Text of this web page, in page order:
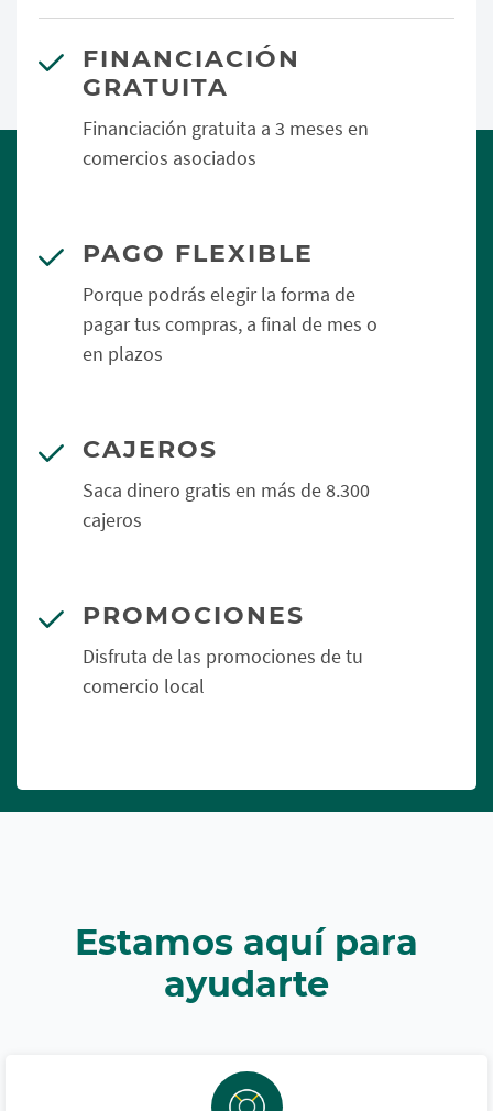
FINANCIACIÓN
GRATUITA
Financiación gratuita a 3 meses en
comercios asociados
PAGO FLEXIBLE
Porque podrás elegir la forma de
pagar tus compras, a final de mes o
en plazos
CAJEROS
Saca dinero gratis en más de 8.300
cajeros
PROMOCIONES
Disfruta de las promociones de tu
comercio local
Estamos aquí para
ayudarte